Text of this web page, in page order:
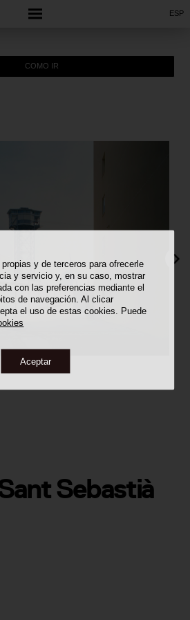
y de terceros para ofrecerle
y servicio y, en su caso, mostrar
con las preferencias mediante el
de navegación. Al clicar
el uso de estas cookies. Puede
Aceptar
ESP
Sebastià
COMO IR